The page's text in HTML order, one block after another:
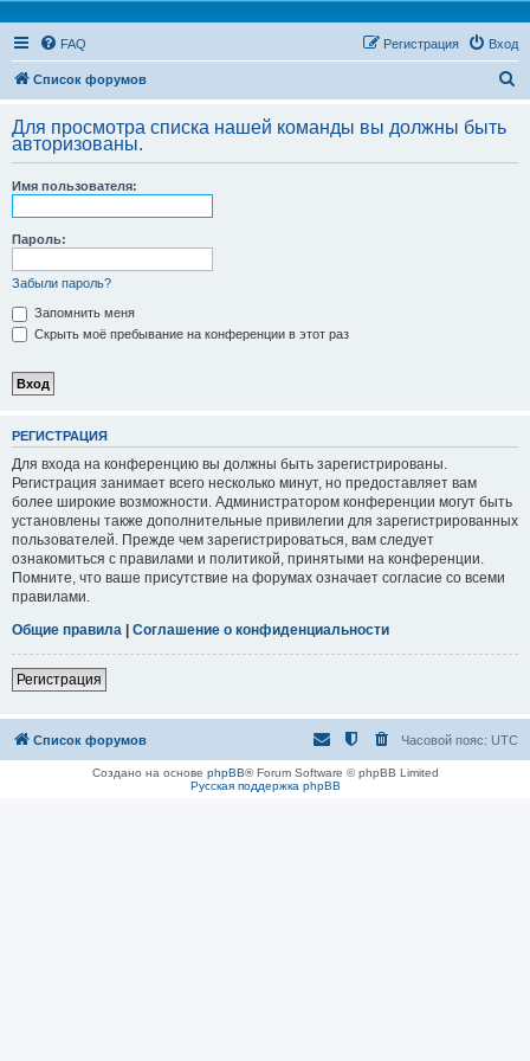
FAQ Вход
Регистрация
Список форумов
с
Для просмотра списка нашей команды вы должны быть
авторизованы.
Имя пользователя:
Пароль:
Забыли пароль?
Запомнить меня
Скрыть моё пребывание на конференции в этот раз
РЕГИСТРАЦИЯ
Для входа на конференцию вы должны быть зарегистрированы.
Регистрация занимает всего несколько минут, но предоставляет вам
более широкие возможности. Администратором конференции могут быть
установлены также дополнительные привилегии для зарегистрированных
пользователей. Прежде чем зарегистрироваться, вам следует
ознакомиться с правилами и политикой, принятыми на конференции.
Помните, что ваше присутствие на форумах означает согласие со всеми
правилами.
Общие правила | Соглашение о конфиденциальности
Регистрация
Список форумов Часовой пояс: UTC
Создано на основе phpBB® Forum Software © phpBB Limited
Русская поддержка phpBB